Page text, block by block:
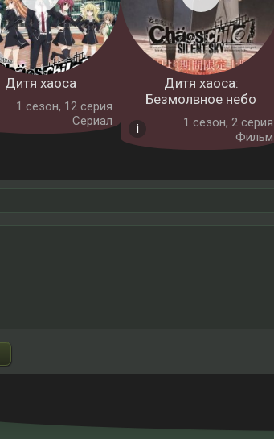
Дитя хаоса
1 cезон, 12 серия
Сериал
Дитя хаоса:
Безмолвное небо
1 cезон, 2 серия
Фильм